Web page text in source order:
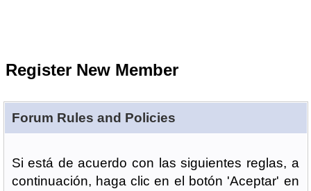
Register New Member
Forum Rules and Policies
Si está de acuerdo con las siguientes reglas, a
continuación, haga clic en el botón 'Aceptar' en